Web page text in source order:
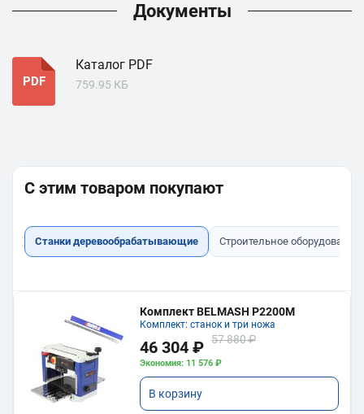
Документы
PDF
Каталог PDF
759.95 КБ
С этим товаром покупают
Станки деревообрабатывающие Строительное оборудование
Комплект BELMASH P2200M
Комплект: станок и три ножа
46 304 ₽ 57 880 ₽
Экономия: 11 576 ₽
В корзину